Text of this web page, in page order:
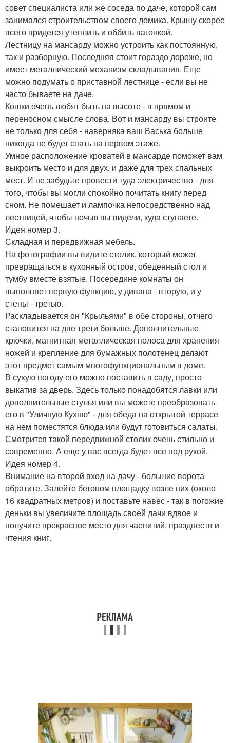
совет специалиста или же соседа по даче, которой сам
занимался строительством своего домика. Крышу скорее
всего придется утеплить и оббить вагонкой.
Лестницу на мансарду можно устроить как постоянную,
так и разборную. Последняя стоит гораздо дороже, но
имеет металлический механизм складывания. Еще
можно подумать о приставной лестнице - если вы не
часто бываете на даче.
Кошки очень любят быть на высоте - в прямом и
переносном смысле слова. Вот и мансарду вы строите
не только для себя - наверняка ваш Васька больше
никогда не будет спать на первом этаже.
Умное расположение кроватей в мансарде поможет вам
выкроить место и для двух, и даже для трех спальных
мест. И не забудьте провести туда электричество - для
того, чтобы вы могли спокойно почитать книгу перед
сном. Не помешает и лампочка непосредственно над
лестницей, чтобы ночью вы видели, куда ступаете.
Идея номер 3.
Складная и передвижная мебель.
На фотографии вы видите столик, который может
превращаться в кухонный остров, обеденный стол и
тумбу вместе взятые. Посередине комнаты он
выполняет первую функцию, у дивана - вторую, и у
стены - третью.
Раскладывается он "Крыльями" в обе стороны, отчего
становится на две трети больше. Дополнительные
крючки, магнитная металлическая полоса для хранения
ножей и крепление для бумажных полотенец делают
этот предмет самым многофункциональным в доме.
В сухую погоду его можно поставить в саду, просто
выкатив за дверь. Здесь только понадобятся лавки или
дополнительные стулья или вы можете преобразовать
его в "Уличную Кухню" - для обеда на открытой террасе
на нем поместятся блюда или будут готовиться салаты.
Смотрится такой передвижной столик очень стильно и
современно. А еще у вас всегда будет все под рукой.
Идея номер 4.
Внимание на второй вход на дачу - большие ворота
обратите. Залейте бетоном площадку возле них (около
16 квадратных метров) и поставьте навес - так в погожие
деньки вы увеличите площадь своей дачи вдвое и
получите прекрасное место для чаепитий, празднеств и
чтения книг.